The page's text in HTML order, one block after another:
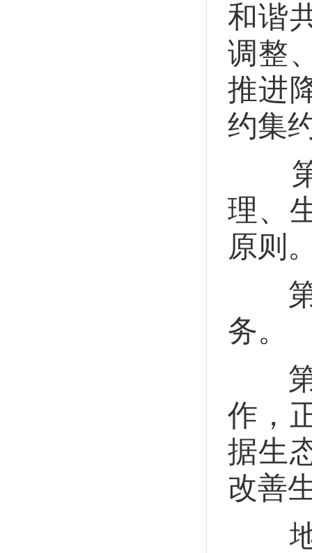
和谐
调整
推进
约集
第
理、
原则
第
务。
第
作，
据生
改善
地